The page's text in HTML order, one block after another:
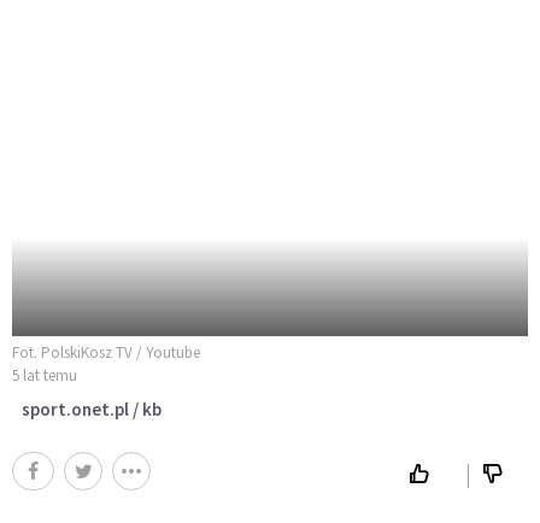
Fot. PolskiKosz TV / Youtube
5 lat temu
sport.onet.pl / kb